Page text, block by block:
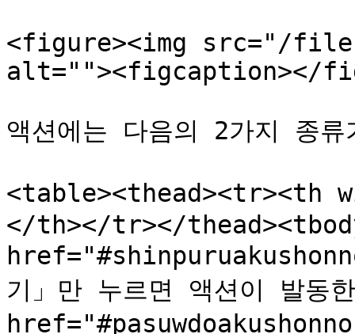
<figure><img src="/
alt=""><figcaption></
액션에는 다음의 2가지 종
<table><thead><tr><th
</th></tr></
기」만 누르면 액션이 발